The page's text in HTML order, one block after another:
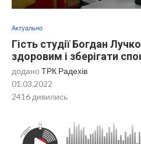
Актуально
Гість студії Богдан
здоровим і зберігати
додано ТРК Радехів
01.03.2022
2416 дивились